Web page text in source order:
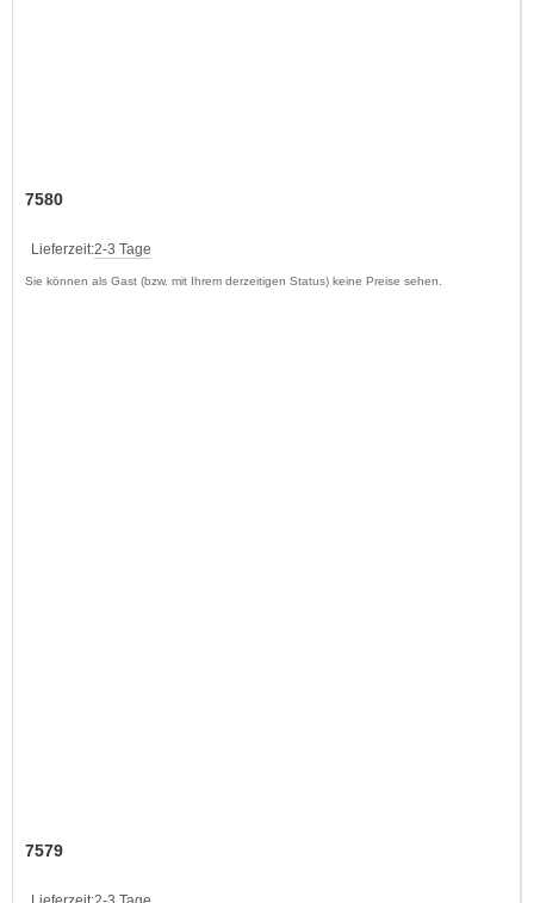
7580
Lieferzeit:2-3 Tage
Sie können als Gast (bzw. mit Ihrem derzeitigen Status) keine Preise sehen.
7579